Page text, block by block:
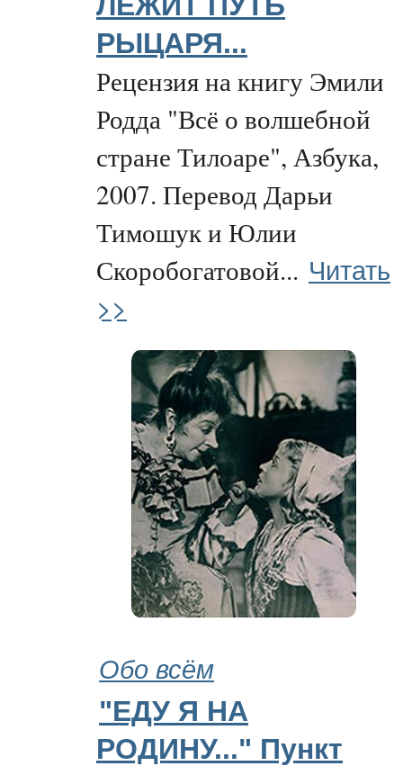
РЫЦАРЯ...
Рецензия на книгу Эмили
Родда "Всё о волшебной
стране Тилоаре", Азбука,
2007. Перевод Дарьи
Тимошук и Юлии
Скоробогатовой... Читать
>>
Обо всём
"ЕДУ Я НА
РОДИНУ..." Пункт